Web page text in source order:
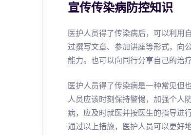
宣传传染病防控知识
医护人员得了传染病后，可以利用
过撰写文章、参加讲座等形式，向
能力。也可以向同行分享自己的治
医护人员得了传染病是一种常见但
人员应该时刻保持警惕，加强个人
病，应及时就医并按医生的指导进
通过以上措施，医护人员可以更好